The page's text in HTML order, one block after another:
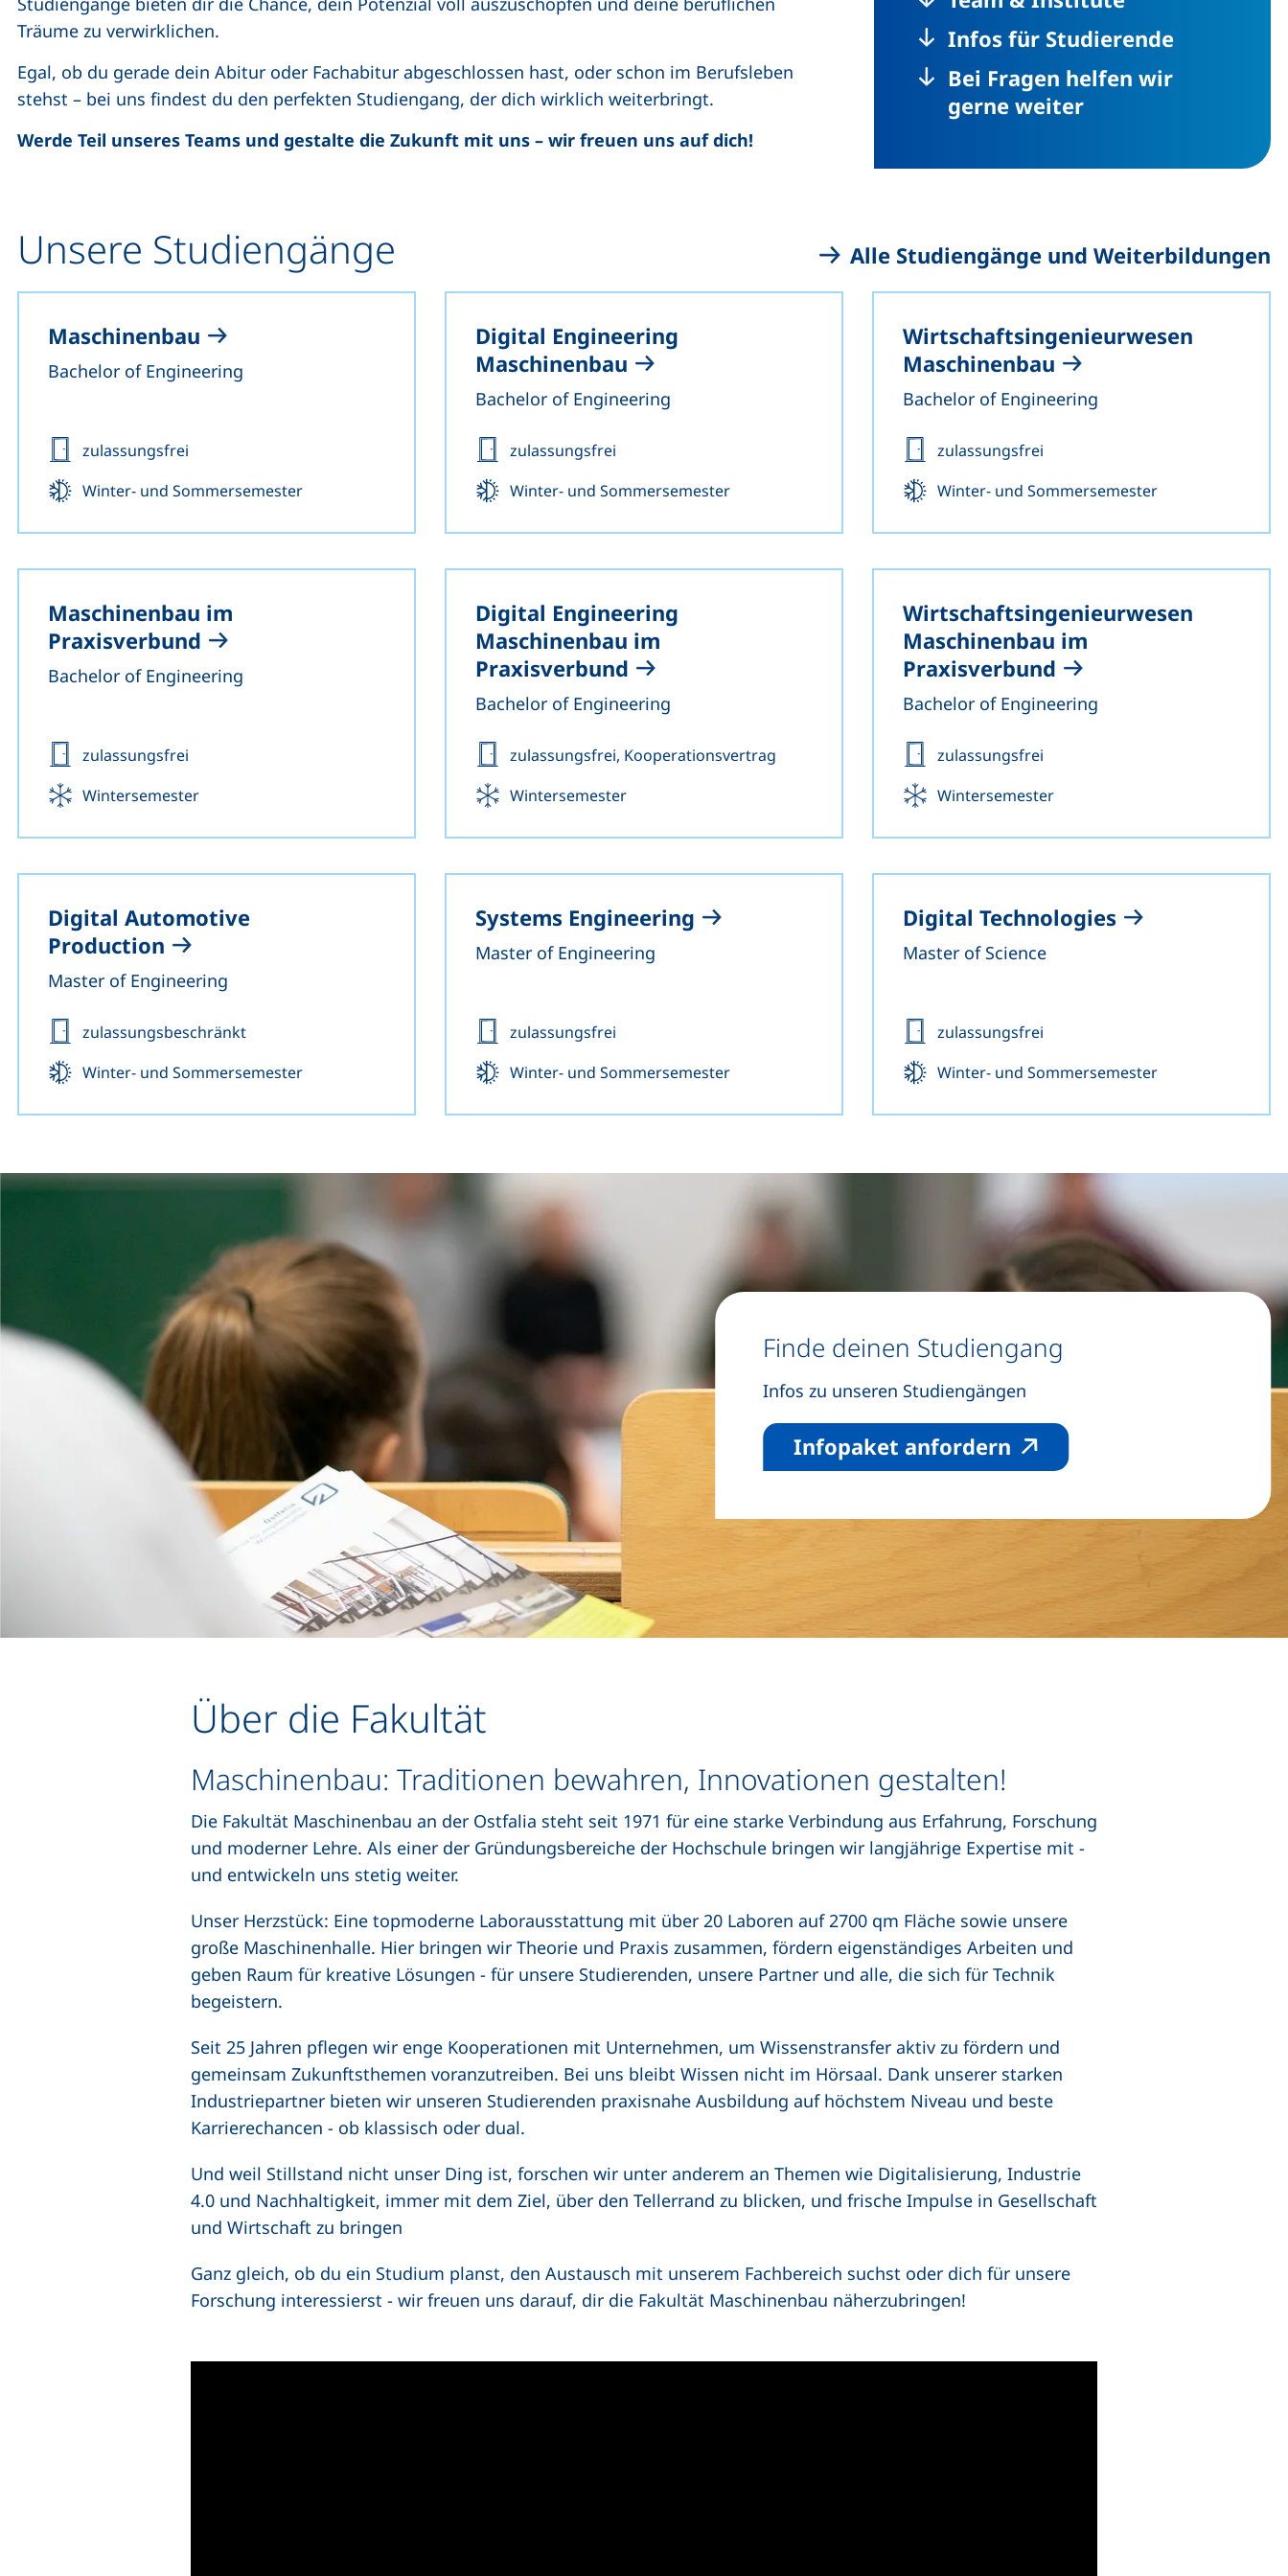
Träume zu verwirklichen.
Egal, ob du gerade dein Abitur oder Fachabitur abgeschlossen hast, oder schon im Berufsleben
stehst – bei uns findest du den perfekten Studiengang, der dich wirklich weiterbringt.
Werde Teil unseres Teams und gestalte die Zukunft mit uns – wir freuen uns auf dich!
Infos für Studierende
Bei Fragen helfen wir
gerne weiter
Unsere Studiengänge Alle Studiengänge und Weiterbildungen
Maschinenbau
Bachelor of Engineering
Zulassung:
zulassungsfrei
Beginn:
Winter- und Sommersemester
Digital Engineering
Maschinenbau
Bachelor of Engineering
Zulassung:
zulassungsfrei
Beginn:
Winter- und Sommersemester
Wirtschaftsingenieurwesen
Maschinenbau
Bachelor of Engineering
Zulassung:
zulassungsfrei
Beginn:
Winter- und Sommersemester
Maschinenbau im
Praxisverbund
Bachelor of Engineering
Zulassung:
zulassungsfrei
Beginn:
Wintersemester
Digital Engineering
Maschinenbau im
Praxisverbund
Bachelor of Engineering
Zulassung:
zulassungsfrei, Kooperationsvertrag
Beginn:
Wintersemester
Wirtschaftsingenieurwesen
Maschinenbau im
Praxisverbund
Bachelor of Engineering
Zulassung:
zulassungsfrei
Beginn:
Wintersemester
Digital Automotive
Production
Master of Engineering
Zulassung:
zulassungsbeschränkt
Beginn:
Winter- und Sommersemester
Systems Engineering
Master of Engineering
Zulassung:
zulassungsfrei
Beginn:
Winter- und Sommersemester
Digital Technologies
Master of Science
Zulassung:
zulassungsfrei
Beginn:
Winter- und Sommersemester
Finde deinen Studiengang
Infos zu unseren Studiengängen
Infopaket anfordern(externer Link, öffnet
Über die Fakultät
Maschinenbau: Traditionen bewahren, Innovationen gestalten!
Die Fakultät Maschinenbau an der Ostfalia steht seit 1971 für eine starke Verbindung aus Erfahrung, Forschung
und moderner Lehre. Als einer der Gründungsbereiche der Hochschule bringen wir langjährige Expertise mit -
und entwickeln uns stetig weiter.
Unser Herzstück: Eine topmoderne Laborausstattung mit über 20 Laboren auf 2700 qm Fläche sowie unsere
große Maschinenhalle. Hier bringen wir Theorie und Praxis zusammen, fördern eigenständiges Arbeiten und
geben Raum für kreative Lösungen - für unsere Studierenden, unsere Partner und alle, die sich für Technik
begeistern.
Seit 25 Jahren pflegen wir enge Kooperationen mit Unternehmen, um Wissenstransfer aktiv zu fördern und
gemeinsam Zukunftsthemen voranzutreiben. Bei uns bleibt Wissen nicht im Hörsaal. Dank unserer starken
Industriepartner bieten wir unseren Studierenden praxisnahe Ausbildung auf höchstem Niveau und beste
Karrierechancen - ob klassisch oder dual.
Und weil Stillstand nicht unser Ding ist, forschen wir unter anderem an Themen wie Digitalisierung, Industrie
4.0 und Nachhaltigkeit, immer mit dem Ziel, über den Tellerrand zu blicken, und frische Impulse in Gesellschaft
und Wirtschaft zu bringen
Ganz gleich, ob du ein Studium planst, den Austausch mit unserem Fachbereich suchst oder dich für unsere
Forschung interessierst - wir freuen uns darauf, dir die Fakultät Maschinenbau näherzubringen!